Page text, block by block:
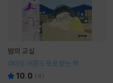
밤의 교실
아이도 어른도 위로 받는 책
10.0 (4)